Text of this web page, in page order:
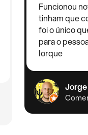
Funcionou
tinham que
foi o único
para o
Iorque